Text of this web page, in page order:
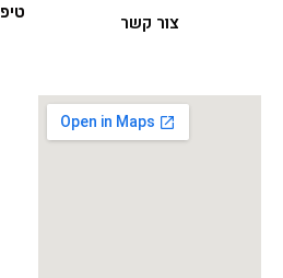
צור קשר